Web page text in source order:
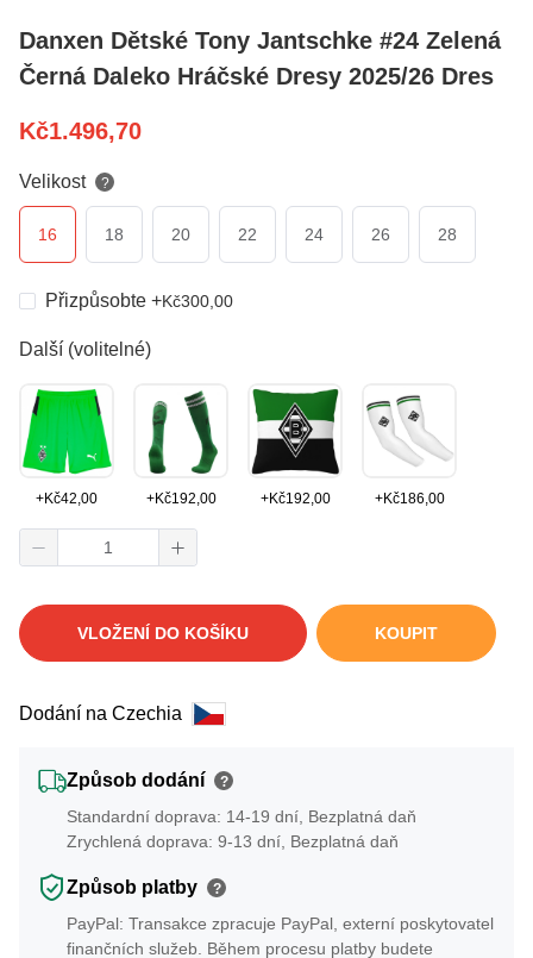
Danxen Dětské Tony Jantschke #24 Zelená
Černá Daleko Hráčské Dresy 2025/26 Dres
Kč1.496,70
Velikost ?
16 18 20 22 24 26 28
Přizpůsobte +Kč300,00
Další (volitelné)
+Kč42,00 +Kč192,00 +Kč192,00 +Kč186,00
VLOŽENÍ DO KOŠÍKU KOUPIT
Dodání na Czechia
Způsob dodání ?
Standardní doprava: 14-19 dní, Bezplatná daň
Zrychlená doprava: 9-13 dní, Bezplatná daň
Způsob platby ?
PayPal: Transakce zpracuje PayPal, externí poskytovatel
finančních služeb. Během procesu platby budete